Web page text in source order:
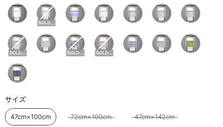
SOLDOUT
SOLDOUT SOLDOUT SOLDOUT
サイズ
サイズ
47cm×100cm 72cm×100cm 47cm×142cm